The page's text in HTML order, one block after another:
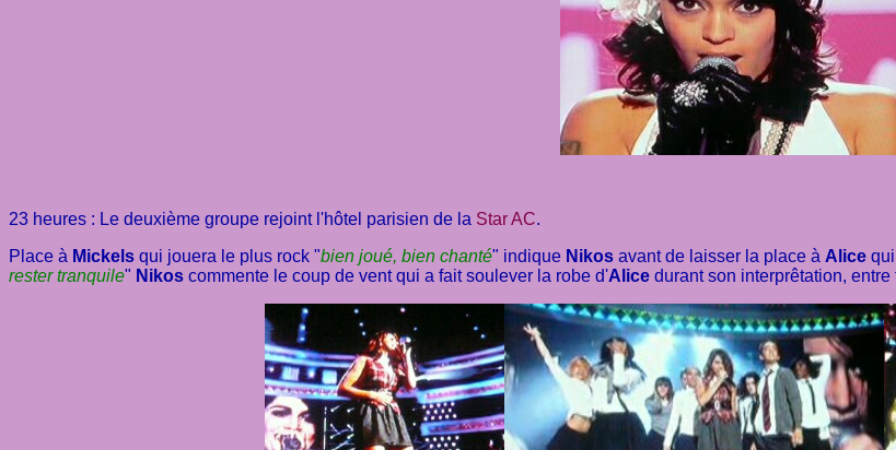
23 heures : Le deuxième groupe rejoint l'hôtel parisien de la Star AC.
Place à Mickels qui jouera le plus rock "bien joué, bien chanté" indique Nikos avant de laisser la place à Alice
rester tranquile" Nikos commente le coup de vent qui a fait soulever la robe d'Alice durant son interprêtation,